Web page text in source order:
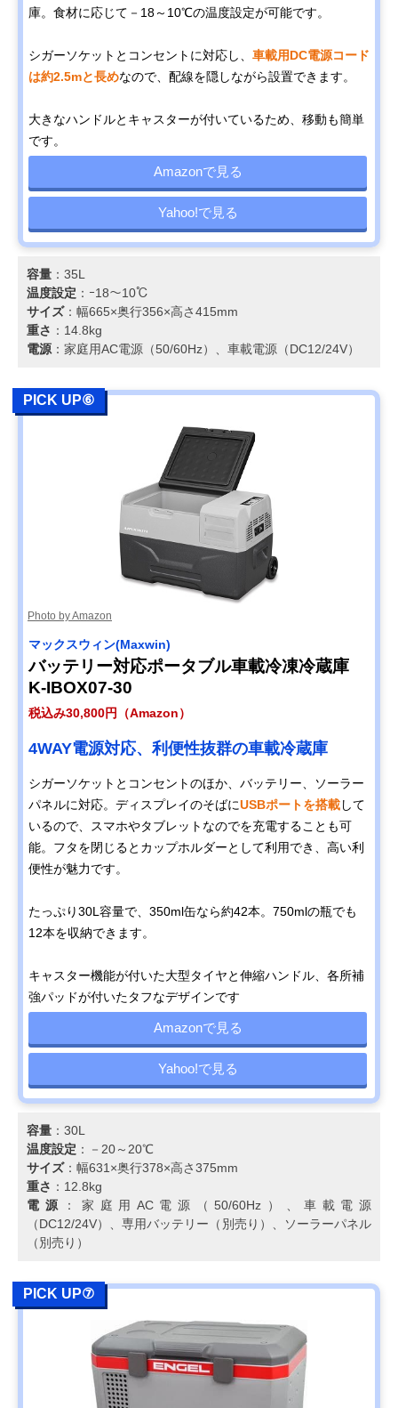
庫。食材に応じて－18～10℃の温度設定が可能です。
シガーソケットとコンセントに対応し、 車載用DC電源コード
は約2.5mと長めなので、配線を隠しながら設置できます。
大きなハンドルとキャスターが付いているため、移動も簡単
です。
Amazonで見る
Yahoo!で見る
容量 ：35L
温度設定 ：ｰ18～10℃
サイズ：幅665×奥行356×高さ415mm
重さ ：14.8kg
電源：家庭用AC電源（50/60Hz）、車載電源（DC12/24V）
PICK UP⑥
Photo by Amazon
マックスウィン(Maxwin)
バッテリー対応ポータブル車載冷凍冷蔵庫
K-IBOX07-30
税込み30,800円（Amazon）
4WAY電源対応、利便性抜群の車載冷蔵庫
シガーソケットとコンセントのほか、バッテリー、ソーラー
パネルに対応。ディスプレイのそばにUSBポートを搭載して
いるので、スマホやタブレットなのでを充電することも可
能。フタを閉じるとカップホルダーとして利用でき、高い利
便性が魅力です。
たっぷり30L容量で、350ml缶なら約42本。750mlの瓶でも
12本を収納できます。
キャスター機能が付いた大型タイヤと伸縮ハンドル、各所補
強パッドが付いたタフなデザインです
Amazonで見る
Yahoo!で見る
容量 ：30L
温度設定 ：－20～20℃
サイズ：幅631×奥行378×高さ375mm
重さ ：12.8kg
電源
：家庭用AC電源（50/60Hz）、車載電源
（DC12/24V）、専用バッテリー（別売り）、ソーラーパネル
（別売り）
PICK UP⑦